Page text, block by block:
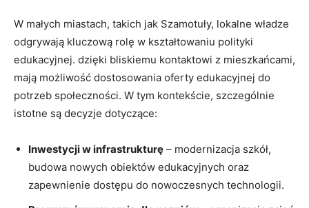
W małych miastach, takich jak Szamotuły, lokalne władze
odgrywają kluczową rolę w kształtowaniu polityki
edukacyjnej. dzięki bliskiemu kontaktowi z mieszkańcami,
mają możliwość dostosowania oferty edukacyjnej do
potrzeb społeczności. W tym kontekście, szczególnie
istotne są decyzje dotyczące:
Inwestycji w infrastrukturę – modernizacja szkół,
budowa nowych obiektów edukacyjnych oraz
zapewnienie dostępu do nowoczesnych technologii.